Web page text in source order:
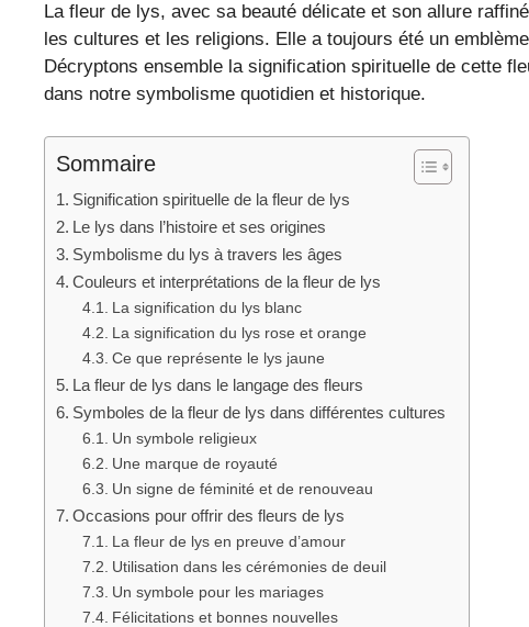
La fleur de lys, avec sa beauté délicate et son allure
les cultures et les religions. Elle a toujours été un
Décryptons ensemble la signification spirituelle de cette
dans notre symbolisme quotidien et historique.
Sommaire
Signification spirituelle de la fleur de lys
Le lys dans l’histoire et ses origines
Symbolisme du lys à travers les âges
Couleurs et interprétations de la fleur de lys
La signification du lys blanc
La signification du lys rose et orange
Ce que représente le lys jaune
La fleur de lys dans le langage des fleurs
Symboles de la fleur de lys dans différentes cultures
Un symbole religieux
Une marque de royauté
Un signe de féminité et de renouveau
Occasions pour offrir des fleurs de lys
La fleur de lys en preuve d’amour
Utilisation dans les cérémonies de deuil
Un symbole pour les mariages
Félicitations et bonnes nouvelles